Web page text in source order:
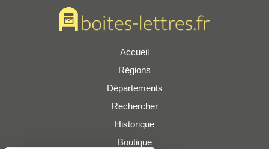
Accueil
Régions
Départements
Rechercher
Historique
Boutique